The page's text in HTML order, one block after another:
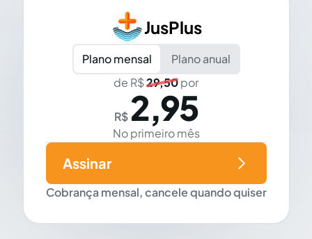
JusPlus
Plano mensal
Plano anual
de R$29,50por
R$ 2,95
No primeiro mês
Cobrança mensal, cancele quando quiser
Assinar